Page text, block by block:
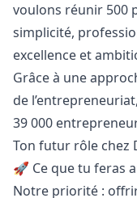
voulons réunir 500
simplicité,
excellence et
Grâce à une
de
39 000
Ton futur rôle chez
🚀 Ce que tu feras
Notre priorité :